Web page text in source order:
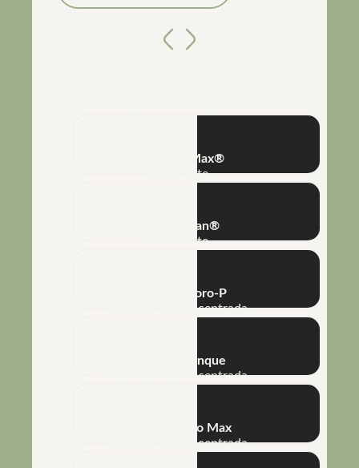
AnteriorPróximo
Combine Max®
Adjuvante
Super Clean®
Adjuvante
NHT® P-Boro-P
Suspensão Concentrada
NHT® Arranque
Suspensão Concentrada
NHT® Cálcio Max
Suspensão Concentrada